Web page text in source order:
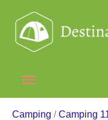
contenu
Menu
principal
Camping /Camping